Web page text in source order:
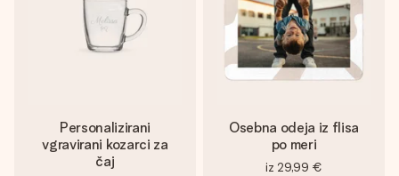
Personalizirani
vgravirani kozarci za
čaj
Osebna odeja iz flisa
po meri
iz 29,99 €